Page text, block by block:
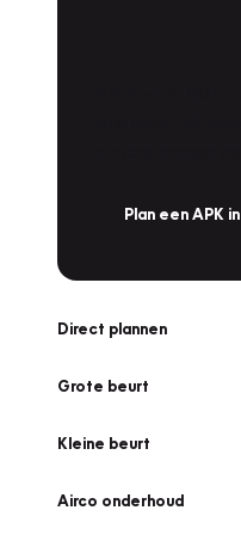
Plan een APK in
Direct plannen
Grote beurt
Kleine beurt
Airco onderhoud